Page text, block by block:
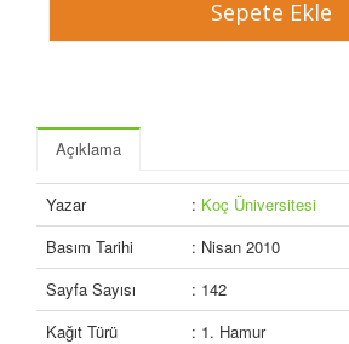
Açıklama
Yazar : Koç Üniversitesi
Basım Tarihi
: Nisan 2010
Sayfa Sayısı
: 142
Kağıt Türü
: 1. Hamur